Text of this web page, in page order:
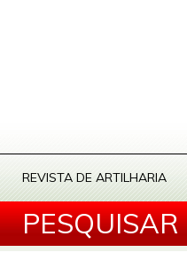
REVISTA DE ARTILHARIA
PESQUISAR